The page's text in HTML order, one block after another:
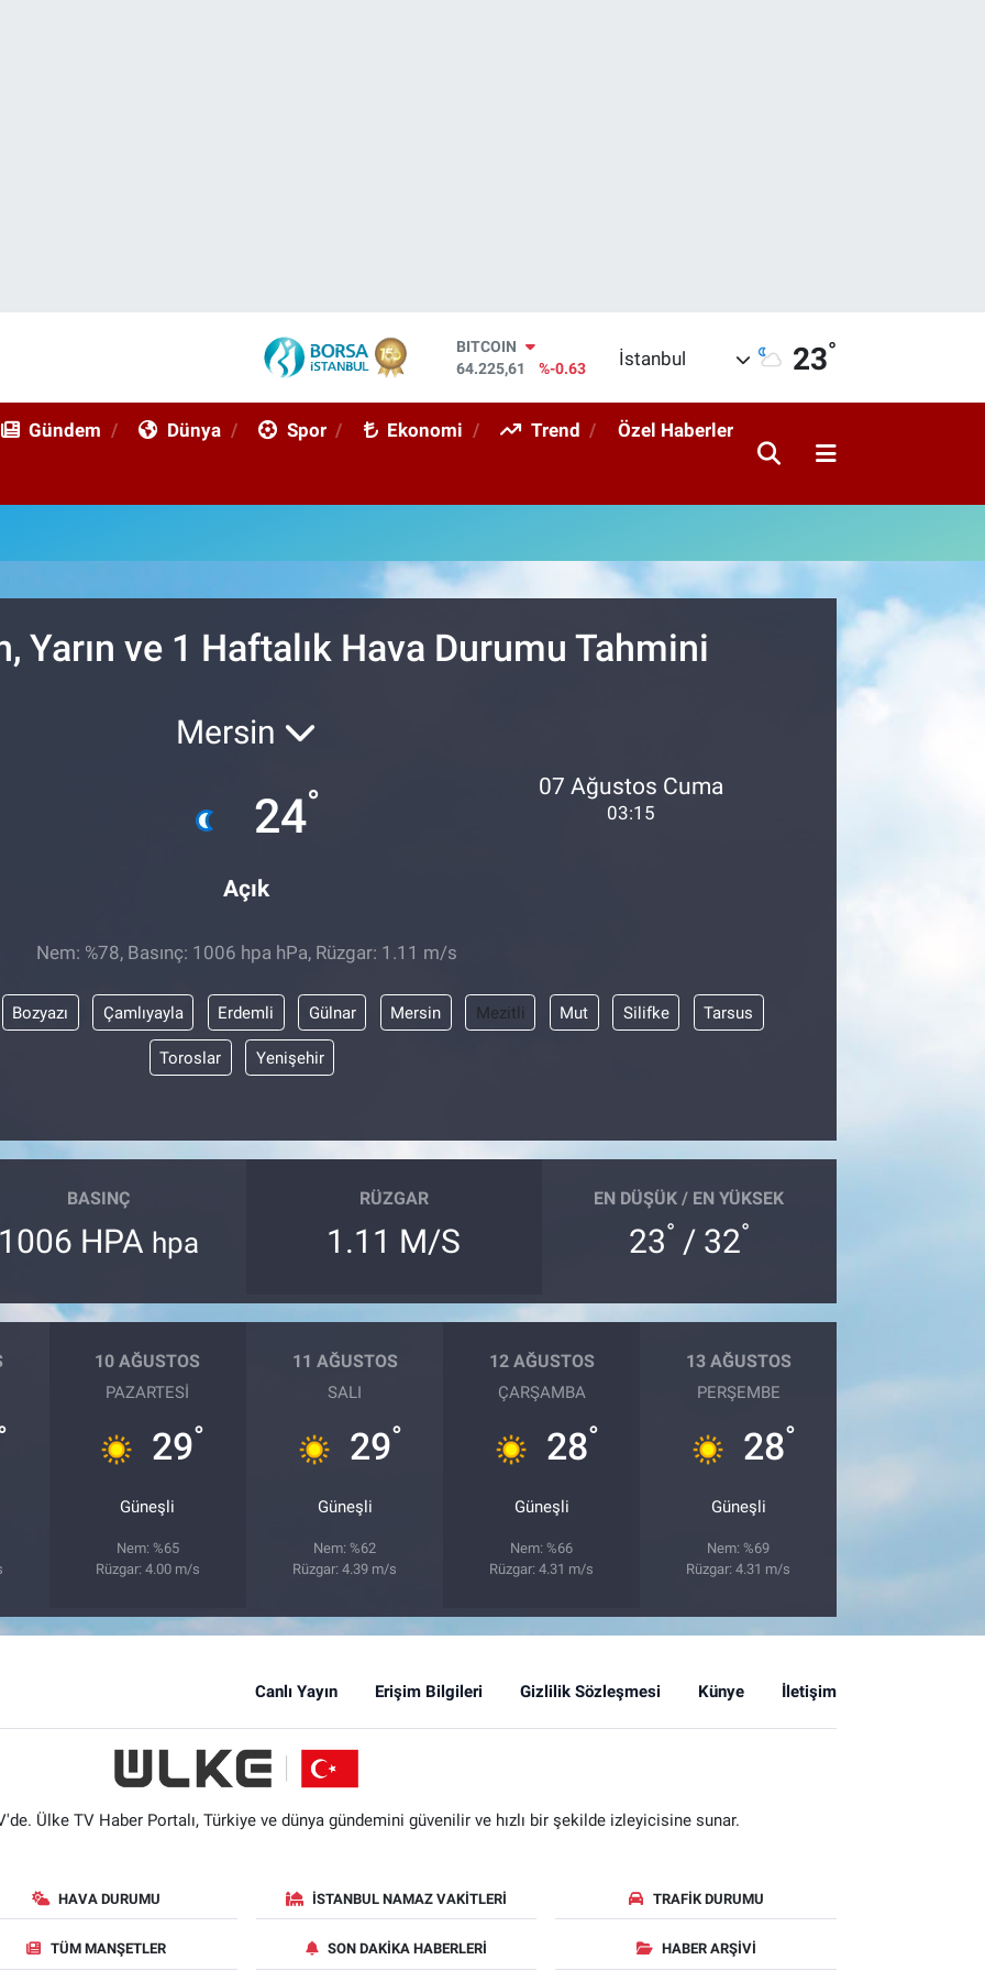
BITCOIN
64.225,61
%-0.63
EURO
BİST100
13.799
İstanbul 23°
Gündem Dünya Spor Ekonomi Trend Özel Haberler
Yarın ve 1 Haftalık Hava Durumu Tahmini
Mersin
24°
Açık
07 Ağustos Cuma
03:15
Nem: %78, Basınç: 1006 hpa hPa, Rüzgar: 1.11 m/s
Bozyazı Çamlıyayla Erdemli Gülnar Mersin Mezitli Mut Silifke Tarsus
Toroslar Yenişehir
BASINÇ
1006 HPA hpa
RÜZGAR
1.11 M/S
EN DÜŞÜK / EN YÜKSEK
23° / 32°
10 AĞUSTOS
PAZARTESI
29°
Güneşli
Nem: %65
Rüzgar: 4.00 m/s
11 AĞUSTOS
SALI
29°
Güneşli
Nem: %62
Rüzgar: 4.39 m/s
12 AĞUSTOS
ÇARŞAMBA
28°
Güneşli
Nem: %66
Rüzgar: 4.31 m/s
13 AĞUSTOS
PERŞEMBE
28°
Güneşli
Nem: %69
Rüzgar: 4.31 m/s
Canlı Yayın Erişim Bilgileri Gizlilik Sözleşmesi Künye İletişim
Ülke TV Haber Portalı, Türkiye ve dünya gündemini güvenilir ve hızlı bir şekilde izleyicisine sunar.
HAVA DURUMU İSTANBUL NAMAZ VAKITLERI TRAFIK DURUMU
TÜM MANŞETLER SON DAKIKA HABERLERI HABER ARŞIVI